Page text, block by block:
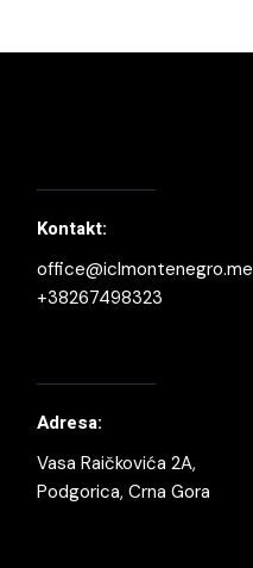
Kontakt:
office@iclmontenegro.me
+38267498323
Adresa:
Vasa Raičkovića 2A,
Podgorica, Crna Gora